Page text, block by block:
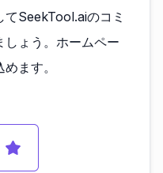
SeekTool.aiのコミ
しょう。ホームペー
ます。